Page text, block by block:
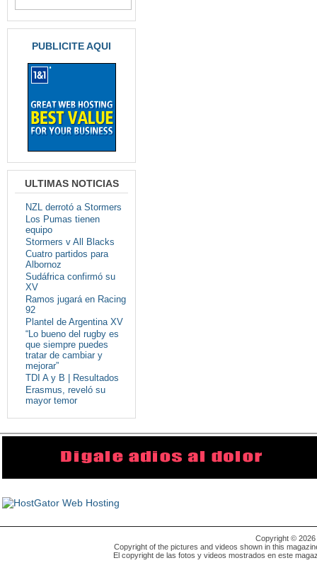
PUBLICITE AQUI
ULTIMAS NOTICIAS
NZL derrotó a Stormers
Los Pumas tienen
equipo
Stormers v All Blacks
Cuatro partidos para
Albornoz
Sudáfrica confirmó su
XV
Ramos jugará en Racing
92
Plantel de Argentina XV
“Lo bueno del rugby es
que siempre puedes
tratar de cambiar y
mejorar”
TDI A y B | Resultados
Erasmus, reveló su
mayor temor
Copyright © 2026
Copyright of the pictures and videos shown in this
El copyright de las fotos y videos mostrados en este